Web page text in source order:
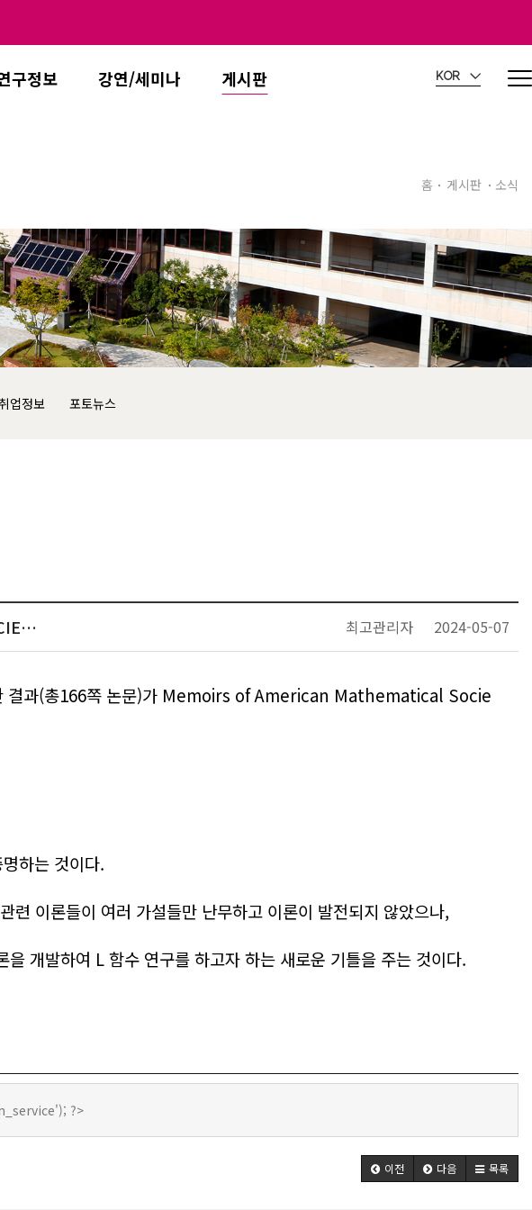
구정보 강연/세미나 게시판 KOR
홈 게시판 소식
업정보 포토뉴스
최고관리자 2024-05-07
결과(총166쪽 논문)가 Memoirs of American Mathematical Socie
하는 것이다.
련 이론들이 여러 가설들만 난무하고 이론이 발전되지 않았으나,
을 개발하여 L함수 연구를 하고자 하는 새로운 기틀을 주는 것이다.
?>
이전 다음 목록